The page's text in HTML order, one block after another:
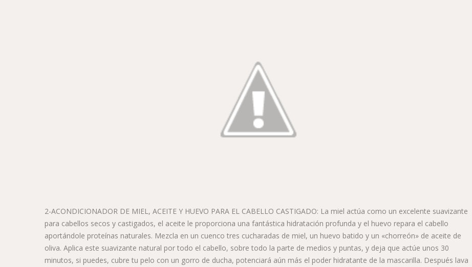
2-ACONDICIONADOR DE MIEL, ACEITE Y HUEVO PARA EL CABELLO CASTIGADO: La miel actúa como un excelente suavizante
para cabellos secos y castigados, el aceite le proporciona una fantástica hidratación profunda y el huevo repara el cabello
aportándole proteínas naturales. Mezcla en un cuenco tres cucharadas de miel, un huevo batido y un «chorreón» de aceite de
oliva. Aplica este suavizante natural por todo el cabello, sobre todo la parte de medios y puntas, y deja que actúe unos 30
minutos, si puedes, cubre tu pelo con un gorro de ducha, potenciará aún más el poder hidratante de la mascarilla. Después lava